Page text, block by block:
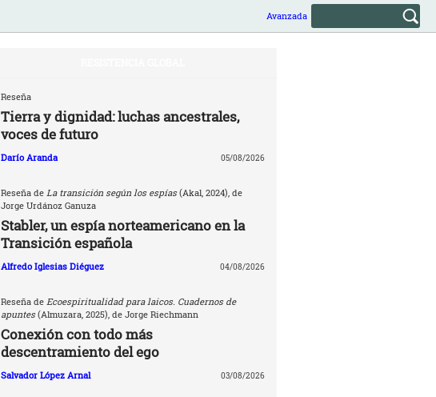
Avanzada
Reseña
Tierra y dignidad: luchas ancestrales,
voces de futuro
Darío Aranda 05/08/2026
Reseña de La transición según los espías(Akal, 2024), de
Jorge Urdánoz Ganuza
Stabler, un espía norteamericano en la
Transición española
Alfredo Iglesias Diéguez 04/08/2026
Reseña de Ecoespiritualidad para laicos. Cuadernos de
apuntes(Almuzara, 2025), de Jorge Riechmann
Conexión con todo más
descentramiento del ego
Salvador López Arnal 03/08/2026